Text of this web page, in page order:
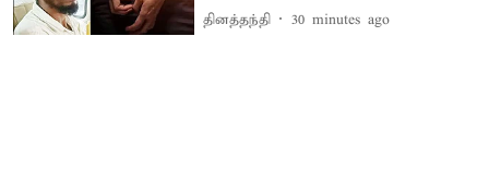
தினத்தந்தி 30 minutes ago